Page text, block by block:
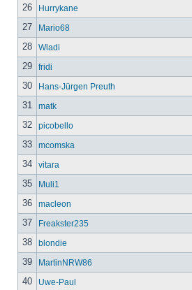
26
Hurrykane
27
Mario68
28
Wladi
29
fridi
30
Hans-Jürgen Preuth
31
matk
32
picobello
33
mcomska
34
vitara
35
Muli1
36
macleon
37
Freakster235
38
blondie
39
MartinNRW86
40
Uwe-Paul